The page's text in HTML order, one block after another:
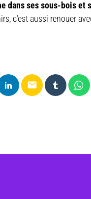
dans ses sous-bois et
c’est aussi renouer
email